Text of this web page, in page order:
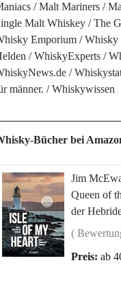
Malt Mariners
Malt Whiskey
The
Emporium
Whisky
WhiskyExperts
männer.
Whiskywissen
Bücher bei
Jim
Queen of
der
(
Preis: ab